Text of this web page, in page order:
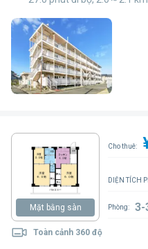
Mặt bằng sàn
Toàn cảnh 360 độ
Cho thuê:
DIỆN TÍCH
Phòng: 3-